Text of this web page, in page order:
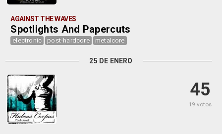
AGAINST THE WAVES
Spotlights And Papercuts
electronic post-hardcore metalcore
25 DE ENERO
45
19 votos